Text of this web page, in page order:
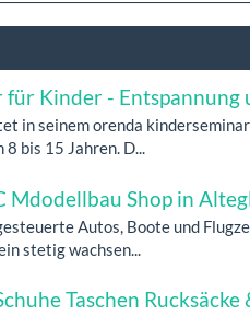
Kinder - Entspannung
in seinem orenda
bis 15 Jahren. D...
Mdodellbau Shop in
Autos, Boote und
stetig wachsen...
Taschen Rucksäcke